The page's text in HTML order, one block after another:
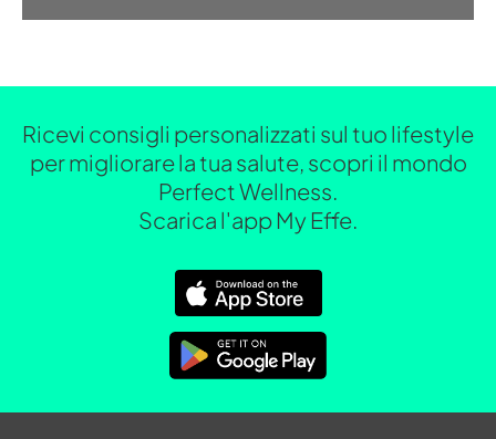
Ricevi consigli personalizzati sul tuo lifestyle
per migliorare la tua salute, scopri il mondo
Perfect Wellness.
Scarica l'app My Effe.